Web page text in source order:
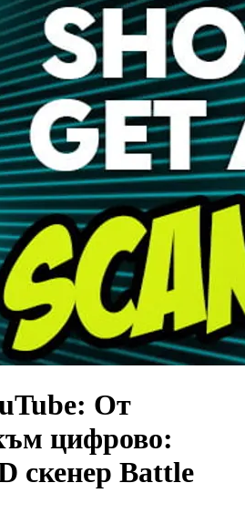
От
цифрово:
скенер Battle